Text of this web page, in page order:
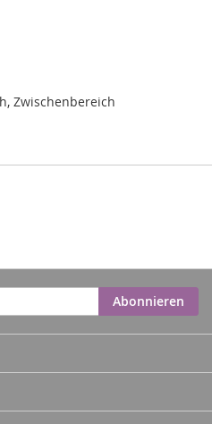
Zwischenbereich
Abonnieren